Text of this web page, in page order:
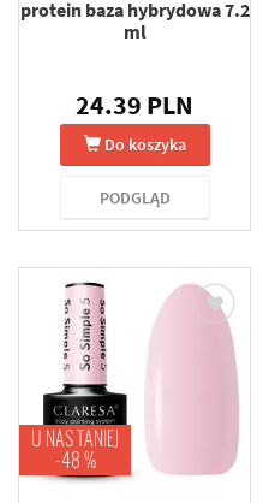
protein baza hybrydowa 7.2
ml
24.39 PLN
Do koszyka
PODGLĄD
U NAS TANIEJ
-48 %